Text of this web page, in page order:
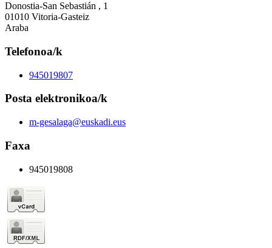
Donostia-San Sebastián , 1
01010 Vitoria-Gasteiz
Araba
Telefonoa/k
945019807
Posta elektronikoa/k
m-gesalaga@euskadi.eus
Faxa
945019808